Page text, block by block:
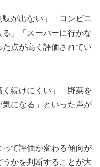
が出ない」「コンビニ
」「スーパーに行かな
点が高く評価されてい
続けにくい」「野菜を
になる」といった声が
て評価が変わる傾向が
かを判断することが大